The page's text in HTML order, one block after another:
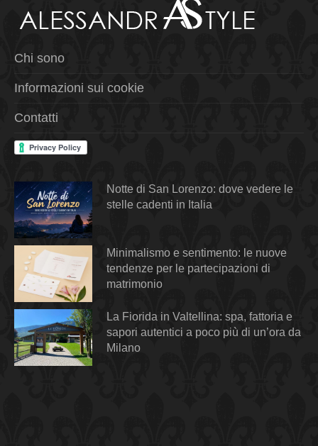
Chi sono
Informazioni sui cookie
Contatti
Notte di San Lorenzo: dove vedere le
stelle cadenti in Italia
Minimalismo e sentimento: le nuove
tendenze per le partecipazioni di
matrimonio
La Fiorida in Valtellina: spa, fattoria e
sapori autentici a poco più di un’ora da
Milano